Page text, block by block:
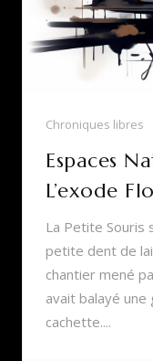
Chroniques libres
Espaces
L’exode
La Petite Souris
petite dent de
chantier mené
avait balayé
cachette....